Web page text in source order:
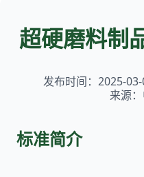
超硬磨料制
发布时间：2025-
来源
标准简介